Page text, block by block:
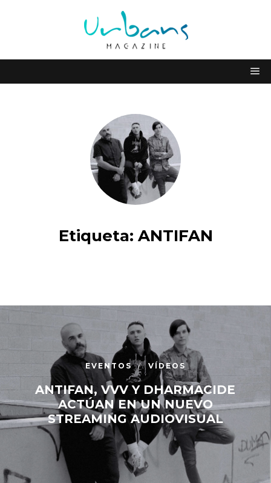
Etiqueta: ANTIFAN
EVENTOS VÍDEOS
ANTIFAN, VVV Y DHARMACIDE
ACTÚAN EN UN NUEVO
STREAMING AUDIOVISUAL